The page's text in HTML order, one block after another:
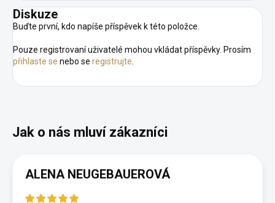
Diskuze
Buďte první, kdo napíše příspěvek k této položce.
Pouze registrovaní uživatelé mohou vkládat příspěvky. Prosím
přihlaste se nebo se registrujte
ALENA NEUGEBAUEROVÁ